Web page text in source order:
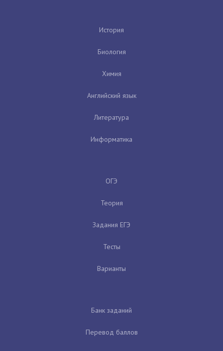
История
Биология
Химия
Английский язык
Литература
Информатика
ОГЭ
Теория
Задания ЕГЭ
Тесты
Варианты
Банк заданий
Перевод баллов